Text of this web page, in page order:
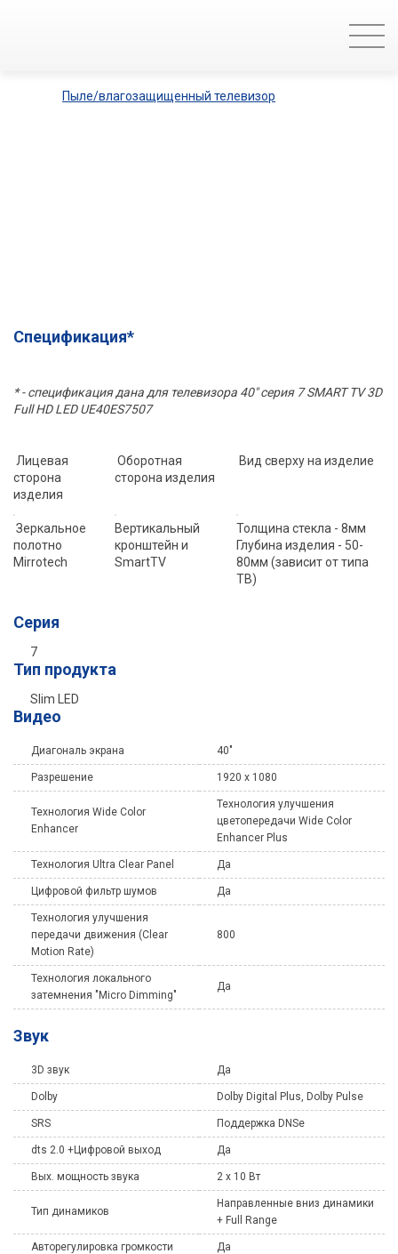
Пыле/влагозащищенный телевизор
Спецификация*
* - спецификация дана для телевизора 40" серия 7 SMART TV 3D
Full HD LED UE40ES7507
Лицевая
сторона
изделия
Оборотная
сторона изделия
Вид сверху на изделие
Зеркальное
полотно
Mirrotech
Вертикальный
кронштейн и
SmartTV
Толщина стекла - 8мм
Глубина изделия - 50-
80мм (зависит от типа
ТВ)
Серия
7
Тип продукта
Slim LED
Видео
Диагональ экрана 40"
Разрешение 1920 x 1080
Технология Wide Color
Enhancer
Технология улучшения
цветопередачи Wide Color
Enhancer Plus
Технология Ultra Clear Panel Да
Цифровой фильтр шумов Да
Технология улучшения
передачи движения (Clear
Motion Rate)
800
Технология локального
затемнения "Micro Dimming"
Да
Звук
3D звук Да
Dolby Dolby Digital Plus, Dolby Pulse
SRS Поддержка DNSe
dts 2.0 +Цифровой выход Да
Вых. мощность звука 2 х 10 Вт
Тип динамиков
Направленные вниз динамики
+ Full Range
Авторегулировка громкости Да